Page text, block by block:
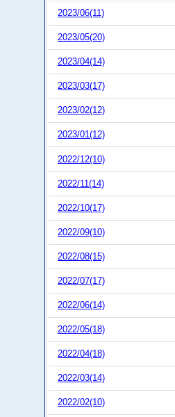
2023/06(11)
2023/05(20)
2023/04(14)
2023/03(17)
2023/02(12)
2023/01(12)
2022/12(10)
2022/11(14)
2022/10(17)
2022/09(10)
2022/08(15)
2022/07(17)
2022/06(14)
2022/05(18)
2022/04(18)
2022/03(14)
2022/02(10)